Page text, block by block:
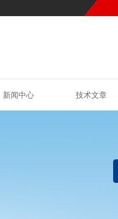
新闻中心 技术文章